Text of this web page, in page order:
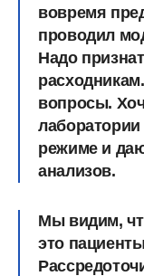
вовремя
проводил
Надо
вопросы.
режиме и
анализов.
Мы видим,
это